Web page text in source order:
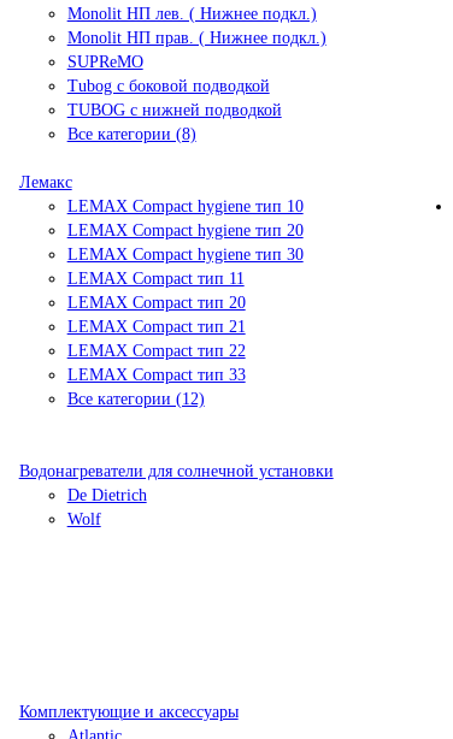
Monolit НП лев. ( Нижнее подкл.)
Monolit НП прав. ( Нижнее подкл.)
SUPReMO
Tubog с боковой подводкой
TUBOG с нижней подводкой
Все категории (8)
Лемакс
LEMAX Compact hygiene тип 10
LEMAX Compact hygiene тип 20
LEMAX Compact hygiene тип 30
LEMAX Compact тип 11
LEMAX Compact тип 20
LEMAX Compact тип 21
LEMAX Compact тип 22
LEMAX Compact тип 33
Все категории (12)
Водонагреватели для солнечной установки
De Dietrich
Wolf
Комплектующие и аксессуары